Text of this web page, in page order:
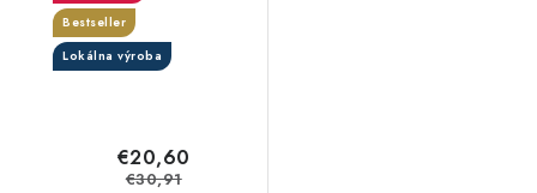
Bestseller
Lokálna výroba
€20,60
€30,91